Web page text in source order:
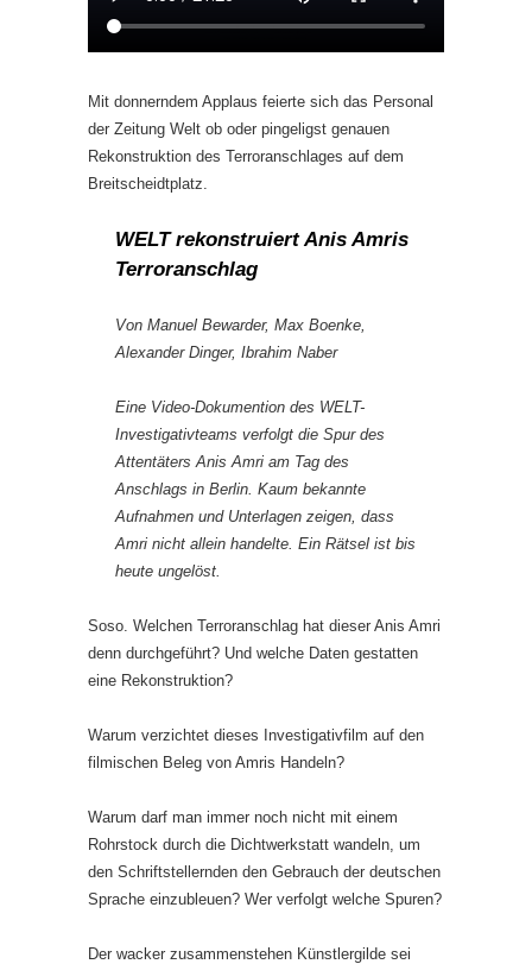
Mit donnerndem Applaus feierte sich das Personal
der Zeitung Welt ob oder pingeligst genauen
Rekonstruktion des Terroranschlages auf dem
Breitscheidtplatz.
WELT rekonstruiert Anis Amris
Terroranschlag
Von Manuel Bewarder, Max Boenke,
Alexander Dinger, Ibrahim Naber
Eine Video-Dokumention des WELT-
Investigativteams verfolgt die Spur des
Attentäters Anis Amri am Tag des
Anschlags in Berlin. Kaum bekannte
Aufnahmen und Unterlagen zeigen, dass
Amri nicht allein handelte. Ein Rätsel ist bis
heute ungelöst.
Soso. Welchen Terroranschlag hat dieser Anis Amri
denn durchgeführt? Und welche Daten gestatten
eine Rekonstruktion?
Warum verzichtet dieses Investigativfilm auf den
filmischen Beleg von Amris Handeln?
Warum darf man immer noch nicht mit einem
Rohrstock durch die Dichtwerkstatt wandeln, um
den Schriftstellernden den Gebrauch der deutschen
Sprache einzubleuen? Wer verfolgt welche Spuren?
Der wacker zusammenstehen Künstlergilde sei